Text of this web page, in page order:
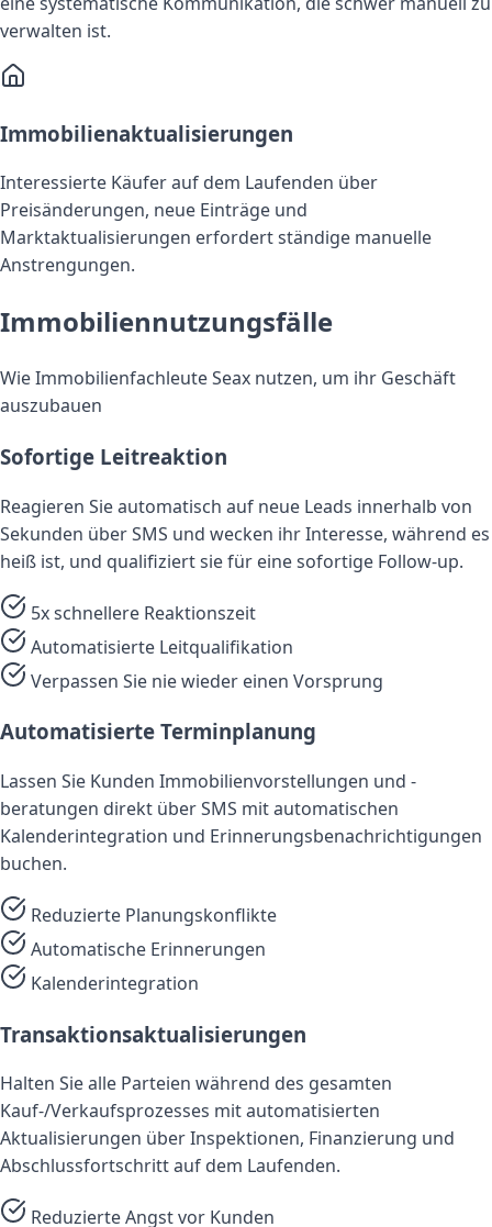
verwalten ist.
Immobilienaktualisierungen
Interessierte Käufer auf dem Laufenden über
Preisänderungen, neue Einträge und
Marktaktualisierungen erfordert ständige manuelle
Anstrengungen.
Immobiliennutzungsfälle
Wie Immobilienfachleute Seax nutzen, um ihr Geschäft
auszubauen
Sofortige Leitreaktion
Reagieren Sie automatisch auf neue Leads innerhalb von
Sekunden über SMS und wecken ihr Interesse, während es
heiß ist, und qualifiziert sie für eine sofortige Follow-up.
5x schnellere Reaktionszeit
Automatisierte Leitqualifikation
Verpassen Sie nie wieder einen Vorsprung
Automatisierte Terminplanung
Lassen Sie Kunden Immobilienvorstellungen und -
beratungen direkt über SMS mit automatischen
Kalenderintegration und Erinnerungsbenachrichtigungen
buchen.
Reduzierte Planungskonflikte
Automatische Erinnerungen
Kalenderintegration
Transaktionsaktualisierungen
Halten Sie alle Parteien während des gesamten
Kauf-/Verkaufsprozesses mit automatisierten
Aktualisierungen über Inspektionen, Finanzierung und
Abschlussfortschritt auf dem Laufenden.
Reduzierte Angst vor Kunden